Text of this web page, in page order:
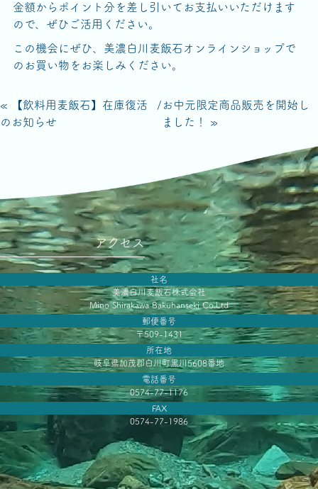
金額からポイント分を差し引いてお支払いいただけます
ので、ぜひご活用ください。
この機会にぜひ、美濃白川麦飯石オンラインショップで
のお買い物をお楽しみください。
« 【飲料用麦飯石】在庫復活
のお知らせ
/ お中元限定商品販売を開始し
ました！ »
アクセス
社名
美濃白川麦飯石株式会社
Mino Shirakawa Bakuhanseki Co.Ltd
郵便番号
〒509-1431
所在地
岐阜県加茂郡白川町黒川5608番地
電話番号
0574-77-1176
FAX
0574-77-1986